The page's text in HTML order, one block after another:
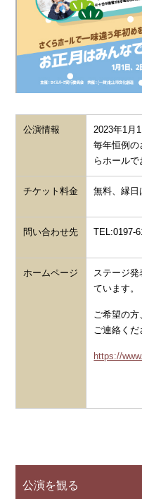
公演を観る
公演情報
2023年1月1
毎年恒例の
らホールで
チケット料金 無料、縁日
問い合わせ先 TEL:0197-
ホームページ
ステージ
ています。
ご希望の
ご連絡くだ
https://